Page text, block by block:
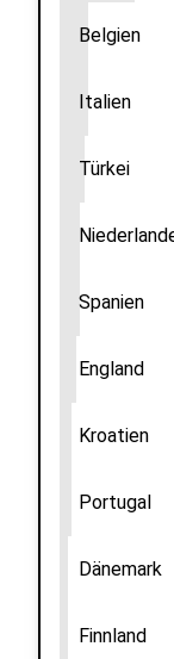
Belgien
Italien
Türkei
Spanien
England
Kroatien
Portugal
Dänemark
Finnland